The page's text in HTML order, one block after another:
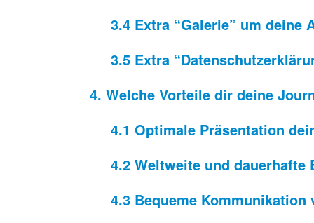
3.4 Extra “Galerie” um deine
3.5 Extra
4. Welche Vorteile dir deine
4.1 Optimale Präsentation
4.2 Weltweite und dauerhafte
4.3 Bequeme Kommunikation